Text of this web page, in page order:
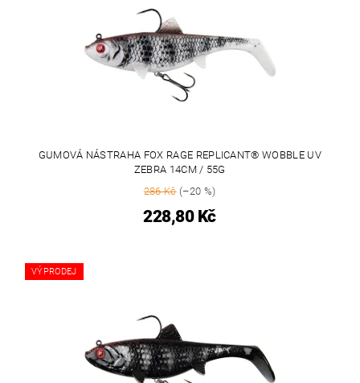
GUMOVÁ NÁSTRAHA FOX RAGE REPLICANT® WOBBLE UV
ZEBRA 14CM / 55G
286 Kč(–20 %)
228,80 Kč
VÝPRODEJ